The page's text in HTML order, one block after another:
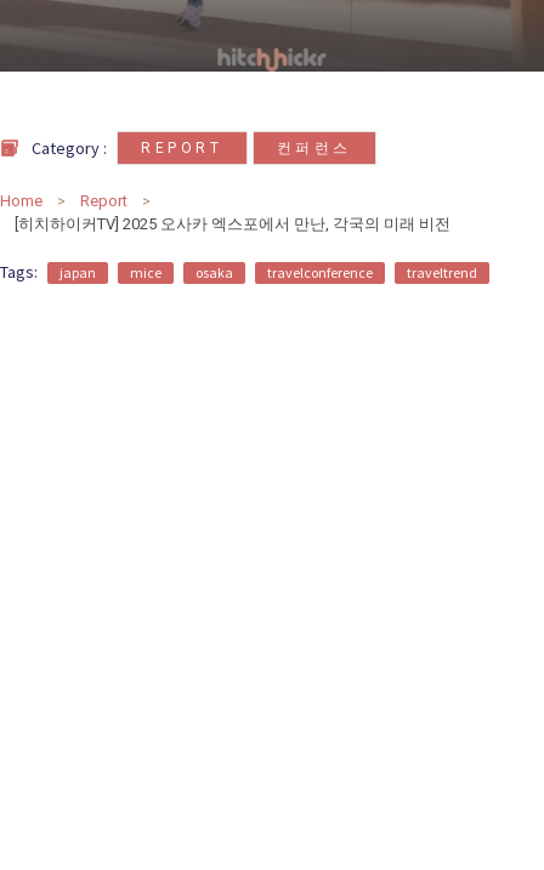
Category : REPORT 컨퍼런스
Home
Report
[히치하이커TV] 2025 오사카 엑스포에서 만난, 각국의 미래 비전
Tags: japan mice osaka travelconference traveltrend